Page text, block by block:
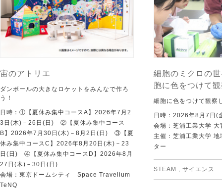
宙のアトリエ
ダンボールの大きなロケットをみんなで作ろ
う！
日時：①【夏休み集中コースA】2026年7月2
3日(木)－26日(日) ②【夏休み集中コース
B】2026年7月30日(木)－8月2日(日) ③【夏
休み集中コースC】2026年8月20日(木)－23
日(日) ④【夏休み集中コースD】2026年8月
27日(木)－30日(日)
会場：東京ドームシティ Space Travelium
TeNQ
細胞のミクロの
胞に色をつけて
細胞に色をつけて観察
日時：2026年8月7日(
会場：芝浦工業大学 大
主催：芝浦工業大学
ター
STEAM サイエンス